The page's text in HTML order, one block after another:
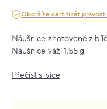
Obdržíte certifikát pravosti
Náušnice zhotovené z
Náušnice váží 1.55 g.
Přečíst si více